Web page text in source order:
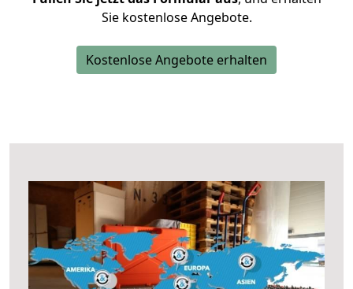
Sie kostenlose Angebote.
Kostenlose Angebote erhalten